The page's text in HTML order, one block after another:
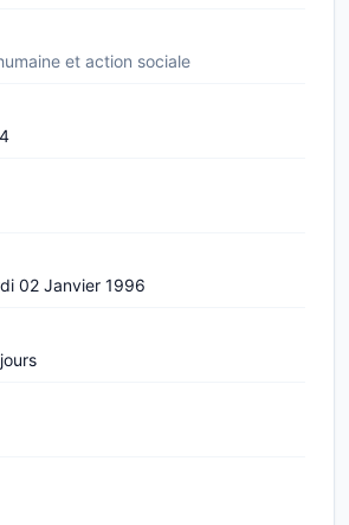
et action sociale
02 Janvier 1996